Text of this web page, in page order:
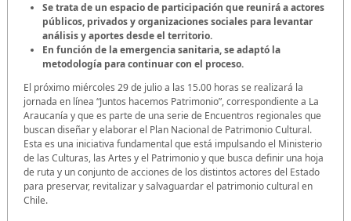
Se trata de un espacio de participación que reunirá a actores
públicos, privados y organizaciones sociales para levantar
análisis y aportes desde el territorio.
En función de la emergencia sanitaria, se adaptó la
metodología para continuar con el proceso.
El próximo miércoles 29 de julio a las 15.00 horas se realizará la
jornada en línea “Juntos hacemos Patrimonio”, correspondiente a La
Araucanía y que es parte de una serie de Encuentros regionales que
buscan diseñar y elaborar el Plan Nacional de Patrimonio Cultural.
Esta es una iniciativa fundamental que está impulsando el Ministerio
de las Culturas, las Artes y el Patrimonio y que busca definir una hoja
de ruta y un conjunto de acciones de los distintos actores del Estado
para preservar, revitalizar y salvaguardar el patrimonio cultural en
Chile.